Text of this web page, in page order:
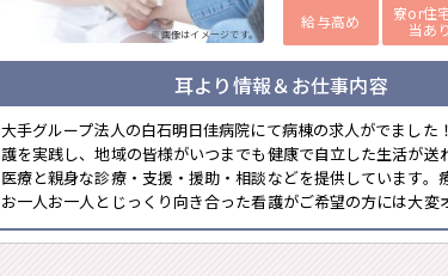
※画像はイメージです。
給与高め
寮or住
当あり
耳より情報＆お仕事内容
大手グループ法人の白石明日佳病院にて病棟の求人がでました
護を実践し、地域の皆様がいつまでも健康で自立した生活が送
医療と親身な診療・支援・援助・相談などを提供しています。
お一人お一人とじっくり向き合った看護がご希望の方には大変